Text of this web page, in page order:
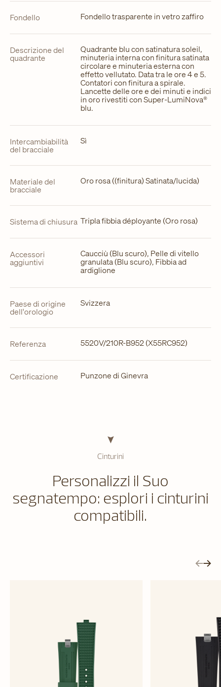
Fondello Fondello trasparente in vetro zaffiro
Descrizione del
quadrante
Quadrante blu con satinatura soleil,
minuteria interna con finitura satinata
circolare e minuteria esterna con
effetto vellutato. Data tra le ore 4 e 5.
Contatori con finitura a spirale.
Lancette delle ore e dei minuti e indici
in oro rivestiti con Super-LumiNova®
blu.
Intercambiabilità
del bracciale
Sì
Materiale del
bracciale
Oro rosa ((finitura) Satinata/lucida)
Sistema di chiusura Tripla fibbia déployante (Oro rosa)
Accessori
aggiuntivi
Caucciù (Blu scuro), Pelle di vitello
granulata (Blu scuro), Fibbia ad
ardiglione
Paese di origine
dell'orologio
Svizzera
Referenza 5520V/210R-B952 (X55RC952)
Certificazione Punzone di Ginevra
Cinturini
Personalizzi il Suo
segnatempo: esplori i cinturini
compatibili.